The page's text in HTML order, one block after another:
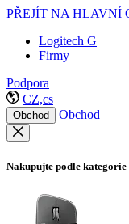
PŘEJÍT NA HLAVNÍ
Logitech G
Firmy
Podpora
CZ,cs
Obchod Obchod
Nakupujte podle kategorie